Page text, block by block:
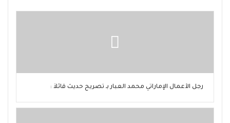
رجل الأعمال الإماراتي محمد العبار بـ تصريح حديث قائلاً :